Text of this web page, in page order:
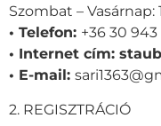
Szombat – Vasárnap:
• Telefon: +36 30
• Internet cím:
• E-mail:
2. REGISZTRÁCIÓ